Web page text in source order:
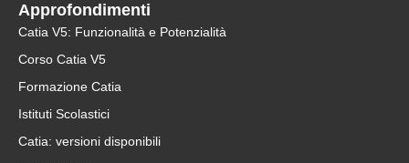
Approfondimenti
Catia V5: Funzionalità e Potenzialità
Corso Catia V5
Formazione Catia
Istituti Scolastici
Catia: versioni disponibili